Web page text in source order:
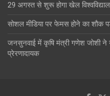
29 अगस्त से शुरू होगा खेल
सोशल मीडिया पर फेमस होने का शौक
जनसुनवाई में कृषि मंत्री गणेश जोशी ने
प्रेरणादायक